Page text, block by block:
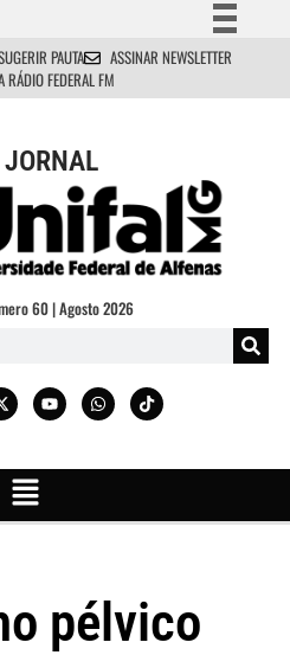
Simplifique!
Comunica BR
Acesso à informação
Legislação
Canais
PAUTA
ASSINAR NEWSLETTER
RÁDIO FEDERAL FM
JORNAL
60 | Agosto 2026
pélvico